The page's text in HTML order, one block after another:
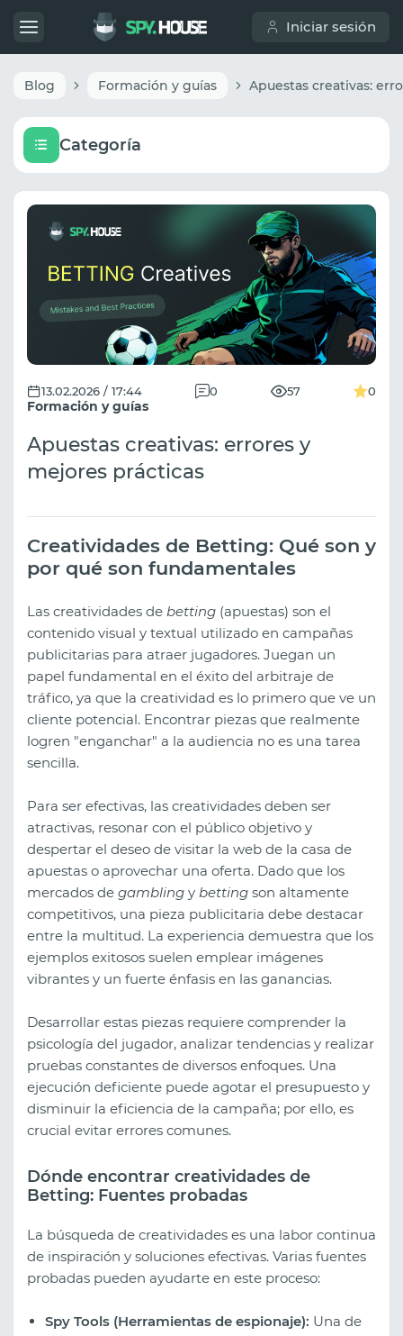
Iniciar sesión
Blog Formación y guías
Categoría
Formación y guías
13.02.2026 / 17:44 0 57 0
Apuestas creativas: errores y
mejores prácticas
Creatividades de Betting: Qué son y
por qué son fundamentales
Las creatividades de betting (apuestas) son el
contenido visual y textual utilizado en campañas
publicitarias para atraer jugadores. Juegan un
papel fundamental en el éxito del arbitraje de
tráfico, ya que la creatividad es lo primero que ve un
cliente potencial. Encontrar piezas que realmente
logren "enganchar" a la audiencia no es una tarea
sencilla.
Para ser efectivas, las creatividades deben ser
atractivas, resonar con el público objetivo y
despertar el deseo de visitar la web de la casa de
apuestas o aprovechar una oferta. Dado que los
mercados de gambling y betting son altamente
competitivos, una pieza publicitaria debe destacar
entre la multitud. La experiencia demuestra que los
ejemplos exitosos suelen emplear imágenes
vibrantes y un fuerte énfasis en las ganancias.
Desarrollar estas piezas requiere comprender la
psicología del jugador, analizar tendencias y realizar
pruebas constantes de diversos enfoques. Una
ejecución deficiente puede agotar el presupuesto y
disminuir la eficiencia de la campaña; por ello, es
crucial evitar errores comunes.
Dónde encontrar creatividades de
Betting: Fuentes probadas
La búsqueda de creatividades es una labor continua
de inspiración y soluciones efectivas. Varias fuentes
probadas pueden ayudarte en este proceso:
Spy Tools (Herramientas de espionaje): Una de